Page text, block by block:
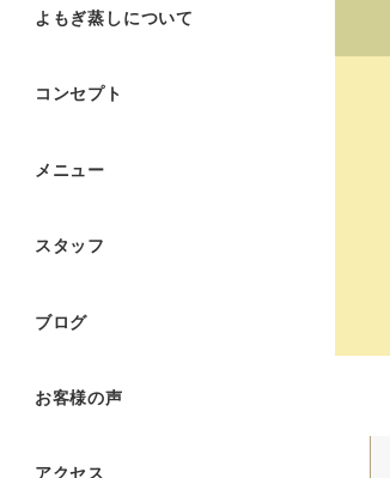
よもぎ蒸しについて
コンセプト
メニュー
スタッフ
ブログ
お客様の声
アクセス